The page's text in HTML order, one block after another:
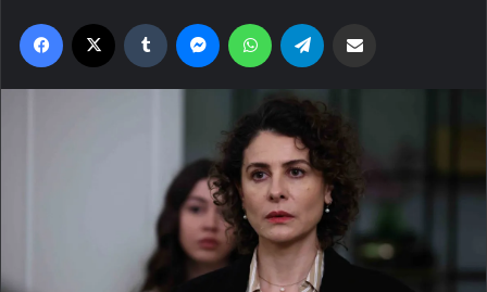
Facebook Tumblr MessengerWhatsApp